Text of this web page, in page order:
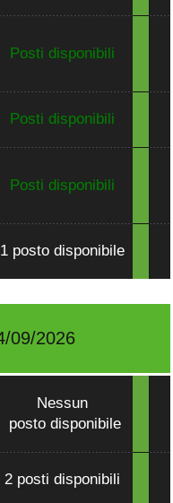
Posti disponibili
Posti disponibili
Posti disponibili
1 posto disponibile
09/2026
Nessun
posto disponibile
2 posti disponibili